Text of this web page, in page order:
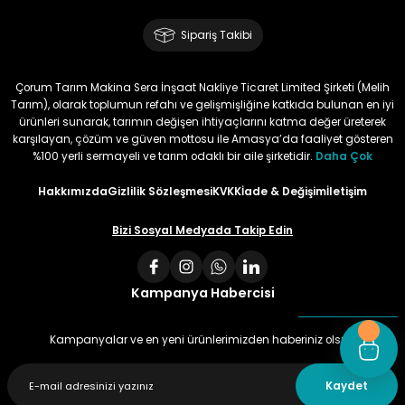
anda süs yoncasıyla ektim.
Bunun akibeti 2024 yazına belli
olacak
S... Ö... | 23/01/2024
Sipariş Takibi
Çorum Tarım Makina Sera İnşaat Nakliye Ticaret Limited Şirketi (Melih
Tarım), olarak toplumun refahı ve gelişmişliğine katkıda bulunan en iyi
ürünleri sunarak, tarımın değişen ihtiyaçlarını katma değer üreterek
karşılayan, çözüm ve güven mottosu ile Amasya’da faaliyet gösteren
%100 yerli sermayeli ve tarım odaklı bir aile şirketidir. Daha Çok
HakkımızdaGizlilik SözleşmesiKVKKİade & Değişimİletişim
Bizi Sosyal Medyada Takip Edin
Kampanya Habercisi
Kampanyalar ve en yeni ürünlerimizden haberiniz olsun
Kaydet